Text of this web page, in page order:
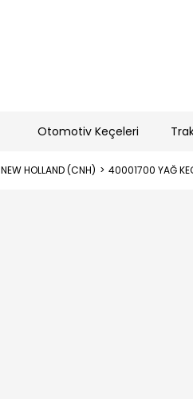
Otomotiv Keçeleri
NEW HOLLAND (CNH) 40001700 YAĞ